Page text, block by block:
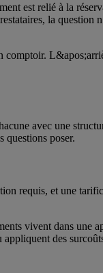
est relié à la
la question
avec une
poser.
requis, et une
vivent dans une
des